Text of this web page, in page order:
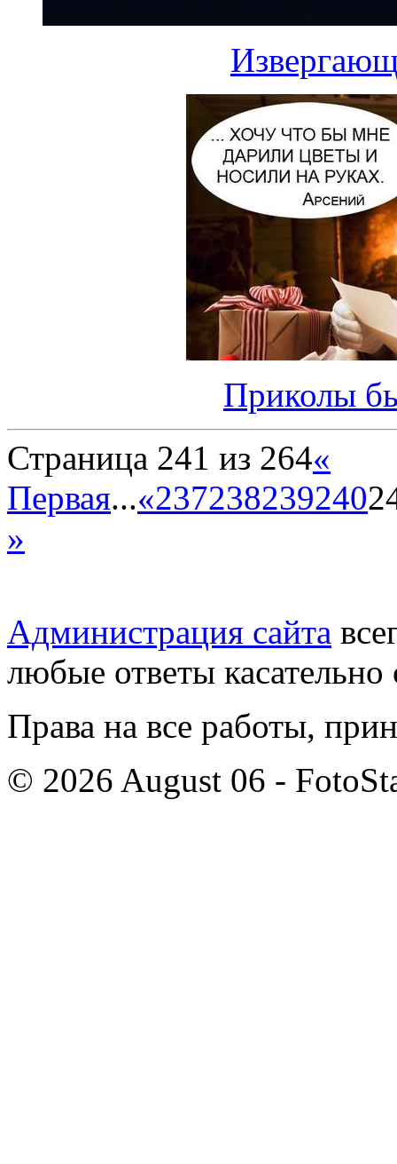
Приколы
Страница 241 из 264«
Первая...«237238239240
»
Администрация сайта
любые ответы касательно
Права на все работы,
© 2026 August 06 -